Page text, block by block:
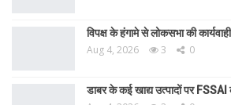
विपक्ष के हंगामे से लोकसभा की
Aug 4, 2026 3 0
डाबर के कई खाद्य उत्पादों पर FSSAI